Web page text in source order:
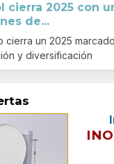
cierra 2025 con
de...
cierra un 2025
y diversificación